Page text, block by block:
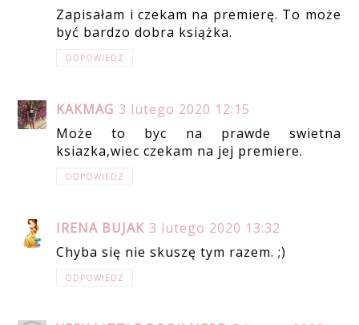
Zapisałam i czekam na premierę. To może
być bardzo dobra książka.
ODPOWIEDZ
KAKMAG 3 lutego 2020 12:15
Może to byc na prawde swietna
ksiazka,wiec czekam na jej premiere.
ODPOWIEDZ
IRENA BUJAK 3 lutego 2020 13:32
Chyba się nie skuszę tym razem. ;)
ODPOWIEDZ